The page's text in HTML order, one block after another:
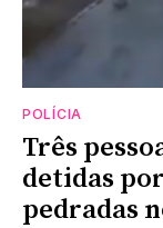
POLÍCIA
Três
detidas
pedradas